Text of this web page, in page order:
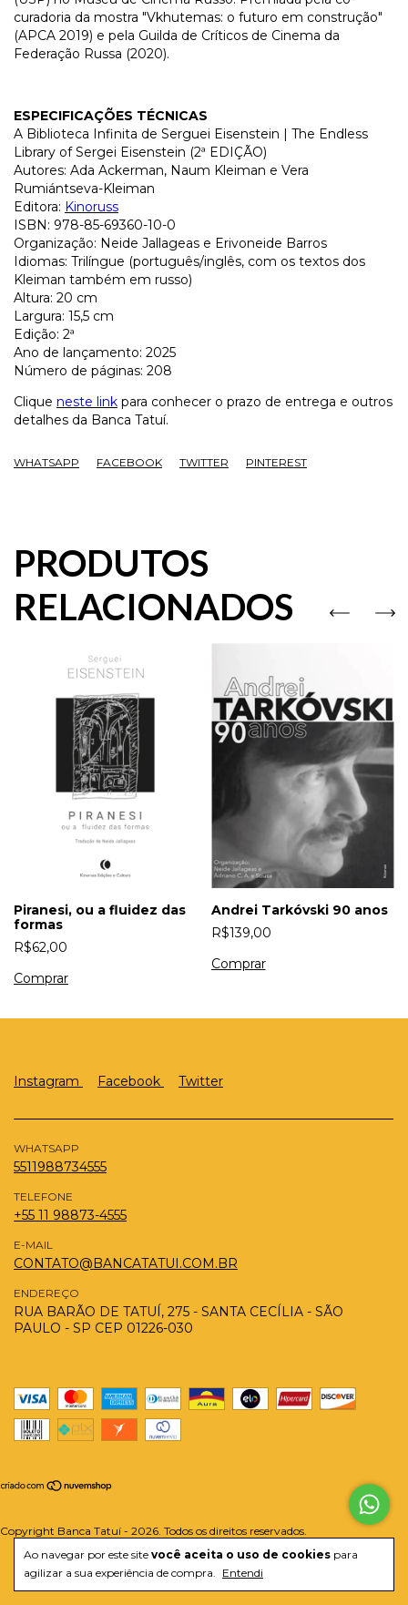
Ao navegar por este site você aceita o uso de cookies para
agilizar a sua experiência de compra. Entendi
curadoria da mostra "Vkhutemas: o futuro em construção"
(APCA 2019) e pela Guilda de Críticos de Cinema da
Federação Russa (2020).
ESPECIFICAÇÕES TÉCNICAS
A Biblioteca Infinita de Serguei Eisenstein | The Endless
Library of Sergei Eisenstein (2ª EDIÇÃO)
Autores: Ada Ackerman, Naum Kleiman e Vera
Rumiántseva-Kleiman
Editora: Kinoruss
ISBN: 978-85-69360-10-0
Organização: Neide Jallageas e Erivoneide Barros
Idiomas: Trilíngue (português/inglês, com os textos dos
Kleiman também em russo)
Altura: 20 cm
Largura: 15,5 cm
Edição: 2ª
Ano de lançamento: 2025
Número de páginas: 208
Clique neste link para conhecer o prazo de entrega e outros
detalhes da Banca Tatuí.
WHATSAPP FACEBOOK TWITTER PINTEREST
PRODUTOS
RELACIONADOS
Piranesi, ou a fluidez das
formas
R$62,00
Andrei Tarkóvski 90 anos
R$139,00
Instagram Facebook Twitter
WHATSAPP
5511988734555
TELEFONE
+55 11 98873-4555
E-MAIL
CONTATO@BANCATATUI.COM.BR
ENDEREÇO
RUA BARÃO DE TATUÍ, 275 - SANTA CECÍLIA - SÃO
PAULO - SP CEP 01226-030
Copyright Banca Tatuí - 2026. Todos os direitos reservados.